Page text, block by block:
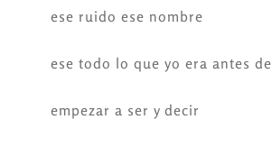
ese ruido ese nombre
ese todo lo que yo era antes de
empezar a ser y decir